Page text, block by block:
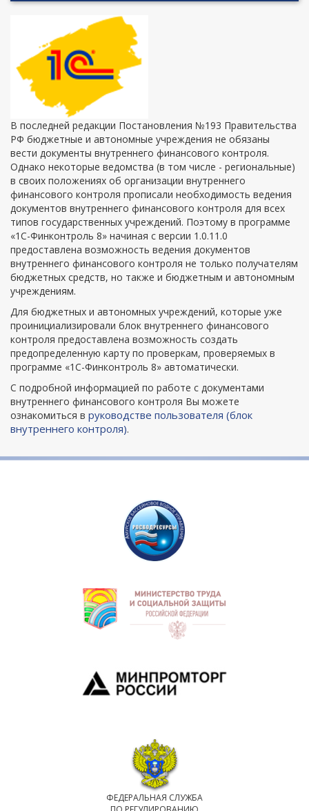
В последней редакции Постановления №193 Правительства
РФ бюджетные и автономные учреждения не обязаны
вести документы внутреннего финансового контроля.
Однако некоторые ведомства (в том числе - региональные)
в своих положениях об организации внутреннего
финансового контроля прописали необходимость ведения
документов внутреннего финансового контроля для всех
типов государственных учреждений. Поэтому в программе
«1С-Финконтроль 8» начиная с версии 1.0.11.0
предоставлена возможность ведения документов
внутреннего финансового контроля не только получателям
бюджетных средств, но также и бюджетным и автономным
учреждениям.
Для бюджетных и автономных учреждений, которые уже
проинициализировали блок внутреннего финансового
контроля предоставлена возможность создать
предопределенную карту по проверкам, проверяемых в
программе «1С-Финконтроль 8» автоматически.
С подробной информацией по работе с документами
внутреннего финансового контроля Вы можете
ознакомиться в руководстве пользователя (блок
внутреннего контроля).
ФЕДЕРАЛЬНАЯ СЛУЖБА